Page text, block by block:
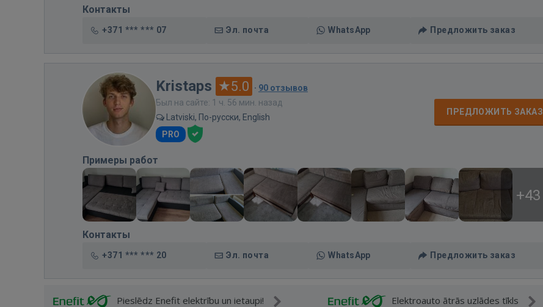
Контакты
+371 *** *** 07 Эл. почта WhatsApp Предложить заказ
Kristaps 5.0 · 90 отзывов
Был на сайте: 1 ч. 56 мин. назад
Latviski, По-русски, English
PRO
ПРЕДЛОЖИТЬ ЗАКАЗ
Примеры работ
+43
Контакты
+371 *** *** 20 Эл. почта WhatsApp Предложить заказ
Pieslēdz Enefit elektrību un ietaupi! Elektroauto ātrās uzlādes tīkls